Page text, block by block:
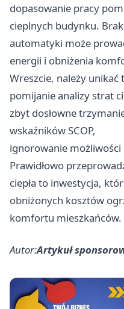
dopasowanie pracy
cieplnych budynku.
automatyki może
energii i obniżenia
Wreszcie, należy unikać
pomijanie analizy strat
zbyt dosłowne
wskaźników SCOP,
ignorowanie
Prawidłowo
ciepła to inwestycja,
obniżonych kosztów
komfortu mieszkańców.
Autor:Artykuł